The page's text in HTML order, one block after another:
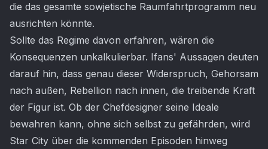
die das gesamte sowjetische Raumfahrtprogramm neu
ausrichten könnte.
Sollte das Regime davon erfahren, wären die
Konsequenzen unkalkulierbar. Ifans' Aussagen deuten
darauf hin, dass genau dieser Widerspruch, Gehorsam
nach außen, Rebellion nach innen, die treibende Kraft
der Figur ist. Ob der Chefdesigner seine Ideale
bewahren kann, ohne sich selbst zu gefährden, wird
Star City über die kommenden Episoden hinweg